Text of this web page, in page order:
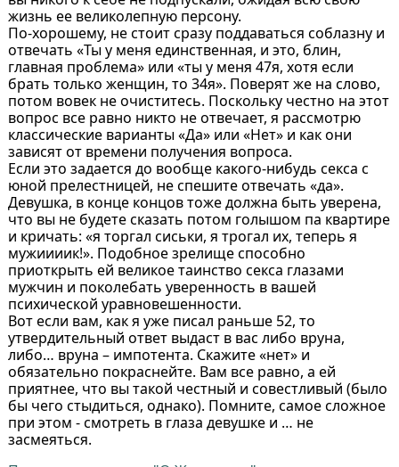
жизнь ее великолепную персону.
По-хорошему, не стоит сразу поддаваться соблазну и
отвечать «Ты у меня единственная, и это, блин,
главная проблема» или «ты у меня 47я, хотя если
брать только женщин, то 34я». Поверят же на слово,
потом вовек не очиститесь. Поскольку честно на этот
вопрос все равно никто не отвечает, я рассмотрю
классические варианты «Да» или «Нет» и как они
зависят от времени получения вопроса.
Если это задается до вообще какого-нибудь секса с
юной прелестницей, не спешите отвечать «да».
Девушка, в конце концов тоже должна быть уверена,
что вы не будете сказать потом голышом па квартире
и кричать: «я торгал сиськи, я трогал их, теперь я
мужиииик!». Подобное зрелище способно
приоткрыть ей великое таинство секса глазами
мужчин и поколебать уверенность в вашей
психической уравновешенности.
Вот если вам, как я уже писал раньше 52, то
утвердительный ответ выдаст в вас либо вруна,
либо… вруна – импотента. Скажите «нет» и
обязательно покраснейте. Вам все равно, а ей
приятнее, что вы такой честный и совестливый (было
бы чего стыдиться, однако). Помните, самое сложное
при этом - смотреть в глаза девушке и … не
засмеяться.